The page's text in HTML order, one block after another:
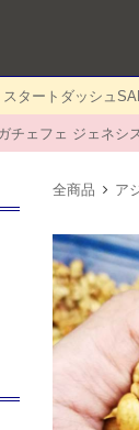
スタートダッシュ
チェフェ ジェネシ
全商品 ア